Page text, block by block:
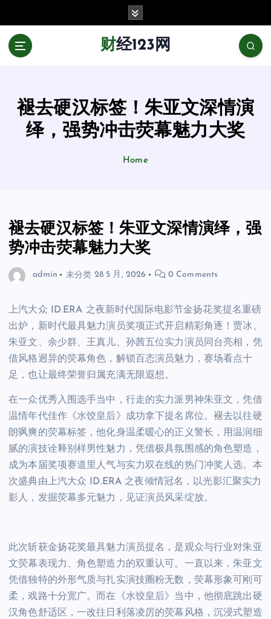
财经123网
褪去硬汉标签！朱亚文深情演
绎，强势冲击荧幕魅力大奖
Home
褪去硬汉标签！朱亚文深情演绎，强
势冲击荧幕魅力大奖
admin 未分类 28 5 月, 2026 0 Comments
上汽大众 ID.ERA 之夜新时代国际电影节金扬花奖提名重磅
出炉，新时代最具魅力演员奖项正式开启精彩角逐！贾冰、
朱亚文、余少群、王真儿、孙茜五位实力演员同台亮相，凭
借风格迥异的荧幕角色，解锁百态演员魅力，赛场看点十
足，也让最终荣誉归属充满无限遐想。
在一众优秀入围选手当中，行走的实力派男神朱亚文，凭借
温情年代佳作《水饺皇后》成功拿下提名席位。褪去以往硬
朗飒爽的荧幕标签，他化身温柔暖心的正义警长，用温润细
腻的演技诠释别样男性魅力，凭借极具氛围感的角色塑造，
成为本届奖项赛道里人气与实力双在线的热门冲奖人选。本
次盛典由上汽大众 ID.ERA 之夜倾情冠名，以光影汇聚实力
影人，发掘荧幕多元魅力，见证演员风采绽放。
此次斩获金扬花奖最具魅力演员提名，是观众与行业对朱亚
文荧幕表现力、角色塑造力的双重认可。一直以来，朱亚文
凭借独特的外形气质与扎实演技圈粉无数，荧幕形象可刚可
柔，戏路十分宽广。而在《水饺皇后》当中，他彻底跳出硬
汉角色舒适区，一改往日利落凌厉的荧幕风格，沉浸式塑造